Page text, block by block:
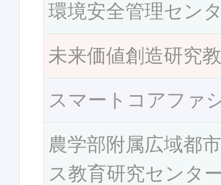
環境安全管理セン
未来価値創造研究
スマートコアファ
農学部附属広域都
ス教育研究センタ